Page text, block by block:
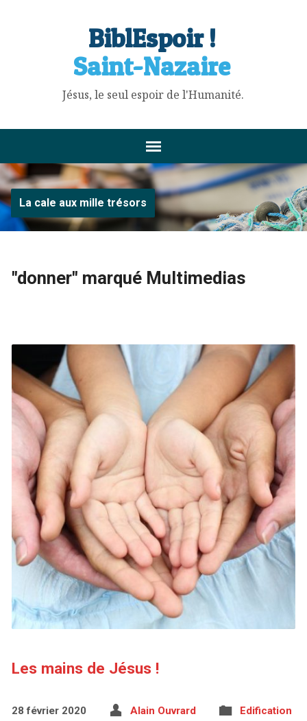
BiblEspoir !
Saint-Nazaire
Jésus, le seul espoir de l'Humanité.
La cale aux mille trésors
"donner" marqué Multimedias
Les mains de Jésus !
28 février 2020 Alain Ouvrard Edification